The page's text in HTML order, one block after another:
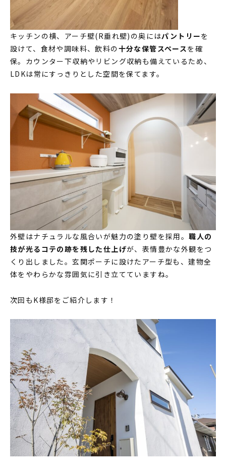
キッチンの横、アーチ壁(R垂れ壁)の奥にはパントリーを
設けて、食材や調味料、飲料の十分な保管スペースを確
保。カウンター下収納やリビング収納も備えているため、
LDKは常にすっきりとした空間を保てます。
外壁はナチュラルな風合いが魅力の塗り壁を採用。職人の
技が光るコテの跡を残した仕上げが、表情豊かな外観をつ
くり出しました。玄関ポーチに設けたアーチ型も、建物全
体をやわらかな雰囲気に引き立てていますね。
次回もK様邸をご紹介します！